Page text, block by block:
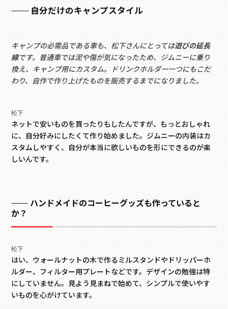
自分だけのキャンプスタイル
キャンプの必需品である車も、松下さんにとっては遊びの延長
線です。普通車では泥や傷が気になったため、ジムニーに乗り
換え、キャンプ用にカスタム。ドリンクホルダー一つにもこだ
わり、自作で作り上げたものを販売するまでになりました。
松下
ネットで安いものを買ったりもしたんですが、もっとおしゃれ
に、自分好みにしたくて作り始めました。ジムニーの内装はカ
スタムしやすく、自分が本当に欲しいものを形にできるのが楽
しいんです。
ハンドメイドのコーヒーグッズも作っていると
か？
松下
はい、ウォールナットの木で作るミルスタンドやドリッパーホ
ルダー、フィルター用プレートなどです。デザインの勉強は特
にしていません。見よう見まねで始めて、シンプルで使いやす
いものを心がけています。